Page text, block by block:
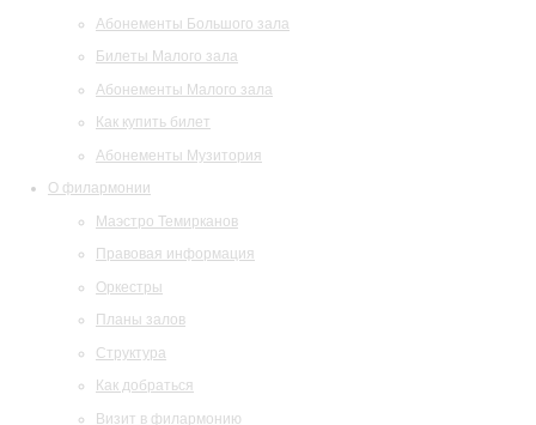
Абонементы Большого зала
Билеты Малого зала
Абонементы Малого зала
Как купить билет
Абонементы Музитория
О филармонии
Маэстро Темирканов
Правовая информация
Оркестры
Планы залов
Структура
Как добраться
Визит в филармонию